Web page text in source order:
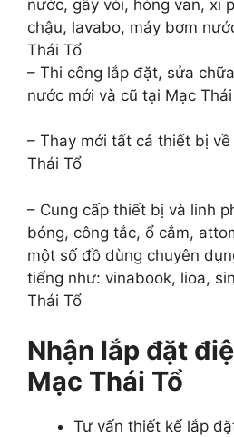
nước, gãy vòi, hỏng van, xi
chậu, lavabo, máy bơm
Thái Tổ
– Thi công lắp đặt, sửa
nước mới và cũ tại Mạc
– Thay mới tất cả thiết bị
Thái Tổ
– Cung cấp thiết bị và linh
bóng, công tắc, ổ cắm,
một số đồ dùng chuyên
tiếng như: vinabook, lioa,
Thái Tổ
Nhận lắp đặt
Mạc Thái Tổ
Tư vấn thiết kế lắp